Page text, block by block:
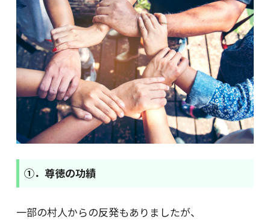
①．尊徳の功績
一部の村人からの反発もありましたが、